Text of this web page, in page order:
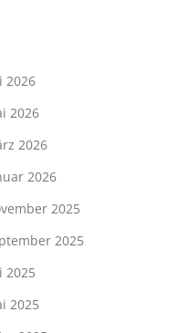
2026
2026
2026
2026
2025
2025
2025
2025